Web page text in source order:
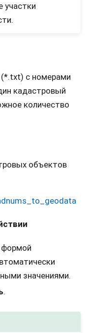
участки
с номерами
кадастровый
количество
объектов
формой
значениями.
.